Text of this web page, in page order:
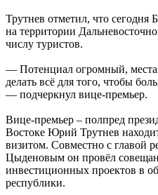
Трутнев отметил, что сегодня
на территории
числу туристов.
— Потенциал огромный,
делать всё для того, чтобы
— подчеркнул вице-премьер.
Вице-премьер – полпред
Востоке Юрий Трутнев
визитом. Совместно с главой
Цыденовым он провёл
инвестиционных проектов в
республики.